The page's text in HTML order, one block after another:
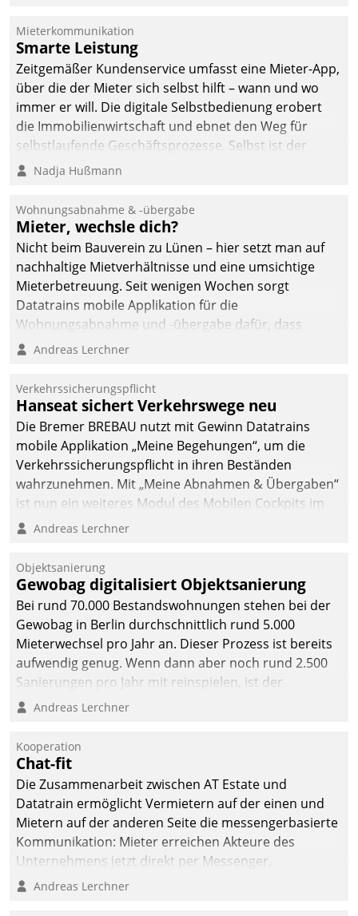
Mieterkommunikation
Smarte Leistung
Zeitgemäßer Kundenservice umfasst eine Mieter-App,
über die der Mieter sich selbst hilft – wann und wo
immer er will. Die digitale Selbstbedienung erobert
die Immobilienwirtschaft und ebnet den Weg für
selbstlaufende Geschäftsprozesse. Selbst ist der
Kunde und smart der Serviceanbieter.
Nadja Hußmann
Wohnungsabnahme & -übergabe
Mieter, wechsle dich?
Nicht beim Bauverein zu Lünen – hier setzt man auf
nachhaltige Mietverhältnisse und eine umsichtige
Mieterbetreuung. Seit wenigen Wochen sorgt
Datatrains mobile Applikation für die
Wohnungsabnahme und -übergabe dafür, dass
Mieter wohlgeordnet kommen und, so es sein muss,
Andreas Lerchner
Verkehrssicherungspflicht
Hanseat sichert Verkehrswege neu
Die Bremer BREBAU nutzt mit Gewinn Datatrains
mobile Applikation „Meine Begehungen“, um die
Verkehrssicherungspflicht in ihren Beständen
wahrzunehmen. Mit „Meine Abnahmen & Übergaben“
ist nun ein weiteres Modul des Mobilen Cockpits im
Einsatz.
Andreas Lerchner
Objektsanierung
Gewobag digitalisiert Objektsanierung
Bei rund 70.000 Bestandswohnungen stehen bei der
Gewobag in Berlin durchschnittlich rund 5.000
Mieterwechsel pro Jahr an. Dieser Prozess ist bereits
aufwendig genug. Wenn dann aber noch rund 2.500
Sanierungen pro Jahr mit reinspielen, ist der
Betreuungs- und Organisationsaufwand immens. Im
kommunale Wohnungsbauunternehmen daher
gemeinsam mit der Berliner Datatrain GmbH den
Teilprozess der Objektsanierung digitalisiert.
Andreas Lerchner
Kooperation
Chat-fit
Die Zusammenarbeit zwischen AT Estate und
Datatrain ermöglicht Vermietern auf der einen und
Mietern auf der anderen Seite die messengerbasierte
Kommunikation: Mieter erreichen Akteure des
Unternehmens jetzt direkt per Messenger,
Mitarbeiter oder Dienstleister empfangen oder
Andreas Lerchner